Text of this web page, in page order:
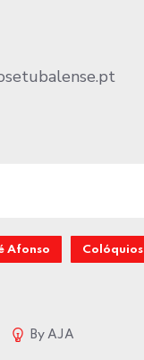
Afonso Colóquios
ByAJA